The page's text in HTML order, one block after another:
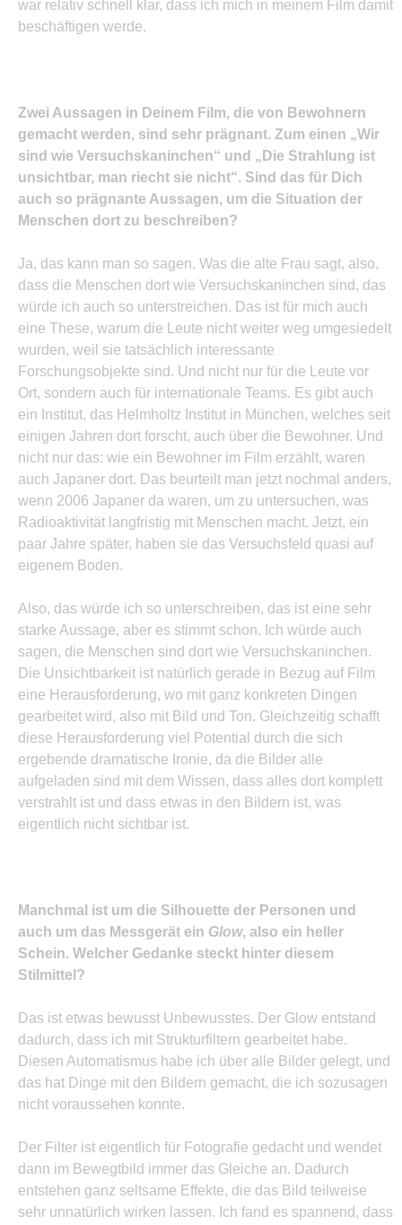
war relativ schnell klar, dass ich mich in meinem Film damit
beschäftigen werde.
Zwei Aussagen in Deinem Film, die von Bewohnern
gemacht werden, sind sehr prägnant. Zum einen „Wir
sind wie Versuchskaninchen“ und „Die Strahlung ist
unsichtbar, man riecht sie nicht“. Sind das für Dich
auch so prägnante Aussagen, um die Situation der
Menschen dort zu beschreiben?
Ja, das kann man so sagen. Was die alte Frau sagt, also,
dass die Menschen dort wie Versuchskaninchen sind, das
würde ich auch so unterstreichen. Das ist für mich auch
eine These, warum die Leute nicht weiter weg umgesiedelt
wurden, weil sie tatsächlich interessante
Forschungsobjekte sind. Und nicht nur für die Leute vor
Ort, sondern auch für internationale Teams. Es gibt auch
ein Institut, das Helmholtz Institut in München, welches seit
einigen Jahren dort forscht, auch über die Bewohner. Und
nicht nur das: wie ein Bewohner im Film erzählt, waren
auch Japaner dort. Das beurteilt man jetzt nochmal anders,
wenn 2006 Japaner da waren, um zu untersuchen, was
Radioaktivität langfristig mit Menschen macht. Jetzt, ein
paar Jahre später, haben sie das Versuchsfeld quasi auf
eigenem Boden.
Also, das würde ich so unterschreiben, das ist eine sehr
starke Aussage, aber es stimmt schon. Ich würde auch
sagen, die Menschen sind dort wie Versuchskaninchen.
Die Unsichtbarkeit ist natürlich gerade in Bezug auf Film
eine Herausforderung, wo mit ganz konkreten Dingen
gearbeitet wird, also mit Bild und Ton. Gleichzeitig schafft
diese Herausforderung viel Potential durch die sich
ergebende dramatische Ironie, da die Bilder alle
aufgeladen sind mit dem Wissen, dass alles dort komplett
verstrahlt ist und dass etwas in den Bildern ist, was
eigentlich nicht sichtbar ist.
Manchmal ist um die Silhouette der Personen und
auch um das Messgerät ein Glow, also ein heller
Schein. Welcher Gedanke steckt hinter diesem
Stilmittel?
Das ist etwas bewusst Unbewusstes. Der Glow entstand
dadurch, dass ich mit Strukturfiltern gearbeitet habe.
Diesen Automatismus habe ich über alle Bilder gelegt, und
das hat Dinge mit den Bildern gemacht, die ich sozusagen
nicht voraussehen konnte.
Der Filter ist eigentlich für Fotografie gedacht und wendet
dann im Bewegtbild immer das Gleiche an. Dadurch
entstehen ganz seltsame Effekte, die das Bild teilweise
sehr unnatürlich wirken lassen. Ich fand es spannend, dass